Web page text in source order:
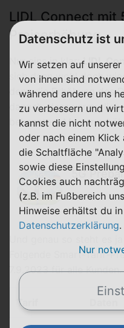
LIDL Connect mit
Preiserhöhung
Nur eins in klar:LIDL
sich dann wohl doch
denn die Erhöhung des
danach, dass
bekanntem Muster
5G
Folgende Smart-Tarif-
7.9.2023 für alle Kunden.
Tarif
Datenschutz ist
Wir setzen auf
von ihnen sind
während andere uns
zu verbessern und
kannst die nicht
oder nach einem Klick
die Schaltfläche
sowie diese
Cookies auch
(z.B. im Fußbereich
Hinweise erhältst du
Datenschutzerklärung.
Nur